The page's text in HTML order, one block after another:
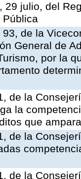
29 julio, del
Pública
de la
General de
por la
de la
la
que
de la
de la